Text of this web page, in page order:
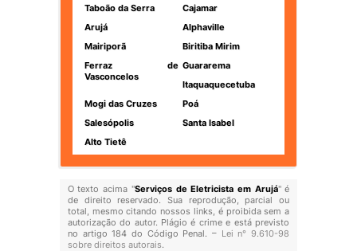
Taboão da Serra
Cajamar
Arujá
Alphaville
Mairiporã
Biritiba Mirim
Ferraz de
Vasconcelos
Guararema
Itaquaquecetuba
Mogi das Cruzes
Poá
Salesópolis
Santa Isabel
Alto Tietê
O texto acima "Serviços de Eletricista em Arujá" é
de direito reservado. Sua reprodução, parcial ou
total, mesmo citando nossos links, é proibida sem a
autorização do autor. Plágio é crime e está previsto
no artigo 184 do Código Penal. – Lei n° 9.610-98
sobre direitos autorais.